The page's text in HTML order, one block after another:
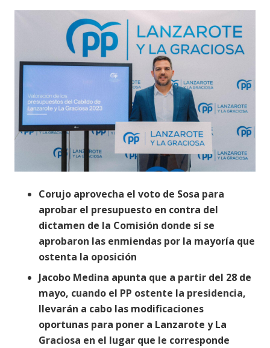
Corujo aprovecha el voto de Sosa para
aprobar el presupuesto en contra del
dictamen de la Comisión donde sí se
aprobaron las enmiendas por la mayoría que
ostenta la oposición
Jacobo Medina apunta que a partir del 28 de
mayo, cuando el PP ostente la presidencia,
llevarán a cabo las modificaciones
oportunas para poner a Lanzarote y La
Graciosa en el lugar que le corresponde